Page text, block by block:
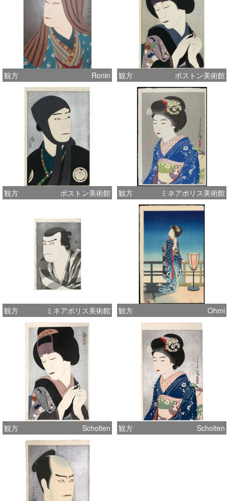
観方 Ronin 観方 ボストン美術館
観方 ボストン美術館 観方 ミネアポリス美術館
観方 ミネアポリス美術館 観方 Ohmi
観方 Scholten 観方 Scholten